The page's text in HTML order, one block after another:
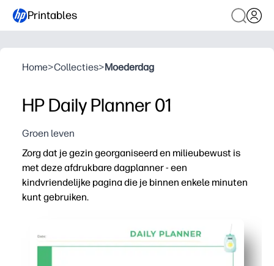
Printables
Home>Collecties>Moederdag
HP Daily Planner 01
Groen leven
Zorg dat je gezin georganiseerd en milieubewust is
met deze afdrukbare dagplanner - een
kindvriendelijke pagina die je binnen enkele minuten
kunt gebruiken.
Dankzij de overzichtelijke, kindvriendelijke indeling